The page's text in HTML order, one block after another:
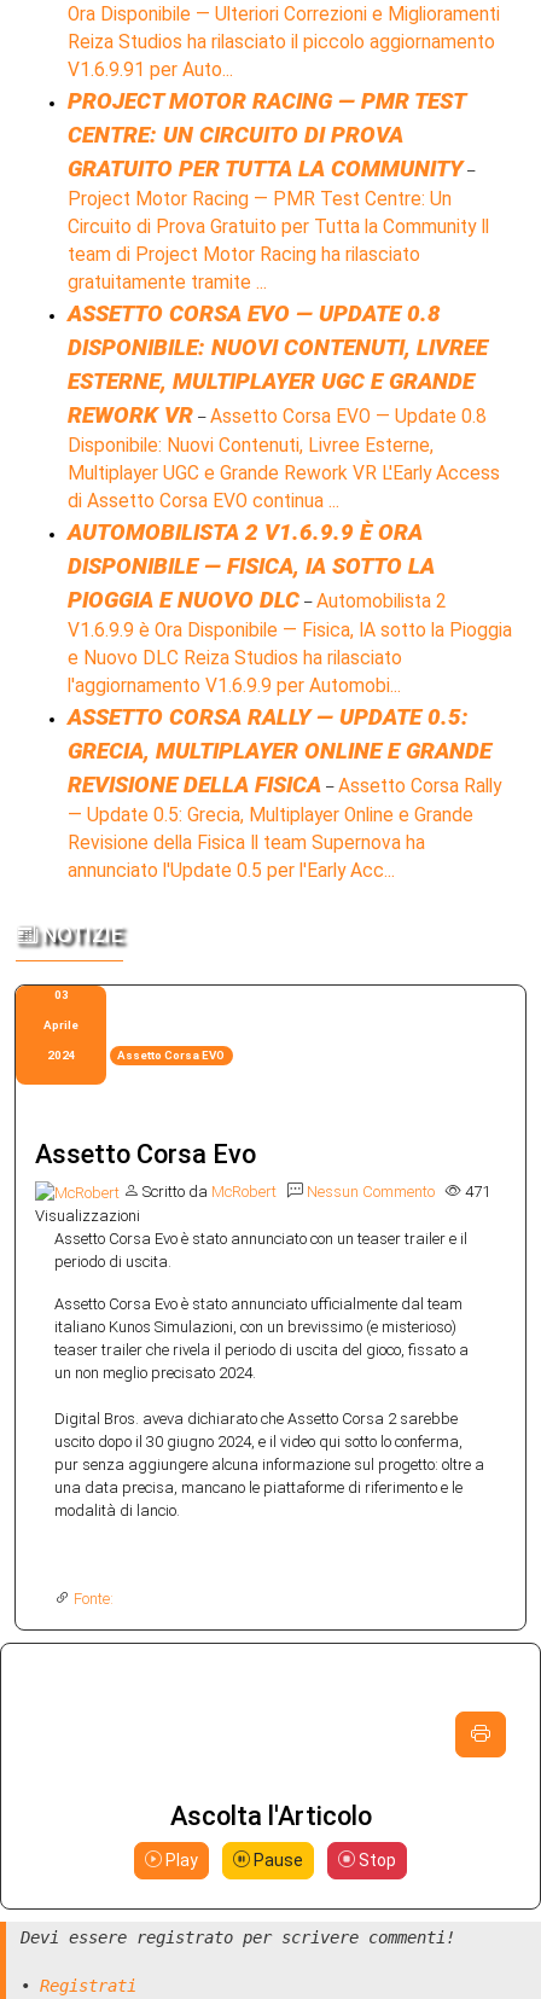
Ora Disponibile — Ulteriori Correzioni e Miglioramenti
Reiza Studios ha rilasciato il piccolo aggiornamento
V1.6.9.91 per Auto...
PROJECT MOTOR RACING — PMR TEST
CENTRE: UN CIRCUITO DI PROVA
GRATUITO PER TUTTA LA COMMUNITY –
Project Motor Racing — PMR Test Centre: Un
Circuito di Prova Gratuito per Tutta la Community Il
team di Project Motor Racing ha rilasciato
gratuitamente tramite ...
ASSETTO CORSA EVO — UPDATE 0.8
DISPONIBILE: NUOVI CONTENUTI, LIVREE
ESTERNE, MULTIPLAYER UGC E GRANDE
REWORK VR – Assetto Corsa EVO — Update 0.8
Disponibile: Nuovi Contenuti, Livree Esterne,
Multiplayer UGC e Grande Rework VR L'Early Access
di Assetto Corsa EVO continua ...
AUTOMOBILISTA 2 V1.6.9.9 È ORA
DISPONIBILE — FISICA, IA SOTTO LA
PIOGGIA E NUOVO DLC – Automobilista 2
V1.6.9.9 è Ora Disponibile — Fisica, IA sotto la Pioggia
e Nuovo DLC Reiza Studios ha rilasciato
l'aggiornamento V1.6.9.9 per Automobi...
ASSETTO CORSA RALLY — UPDATE 0.5:
GRECIA, MULTIPLAYER ONLINE E GRANDE
REVISIONE DELLA FISICA – Assetto Corsa Rally
— Update 0.5: Grecia, Multiplayer Online e Grande
Revisione della Fisica Il team Supernova ha
annunciato l'Update 0.5 per l'Early Acc...
NOTIZIE
03
Aprile
2024 Assetto Corsa EVO
Assetto Corsa Evo
Scritto da McRobert Nessun Commento
471
Visualizzazioni
Assetto Corsa Evo è stato annunciato con un teaser trailer e il
periodo di uscita.
Assetto Corsa Evo è stato annunciato ufficialmente dal team
italiano Kunos Simulazioni, con un brevissimo (e misterioso)
teaser trailer che rivela il periodo di uscita del gioco, fissato a
un non meglio precisato 2024.
Digital Bros. aveva dichiarato che Assetto Corsa 2 sarebbe
uscito dopo il 30 giugno 2024, e il video qui sotto lo conferma,
pur senza aggiungere alcuna informazione sul progetto: oltre a
una data precisa, mancano le piattaforme di riferimento e le
modalità di lancio.
Fonte:
Ascolta l'Articolo
Play Pause Stop
Devi essere registrato per scrivere commenti!
• Registrati